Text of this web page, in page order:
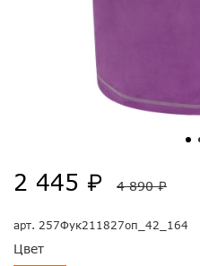
арт. 257Фук211827оп_42_164
Цвет
2 445 ₽ 4 890 ₽